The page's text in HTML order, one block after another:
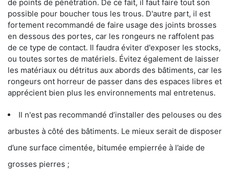
de points de pénétration. De ce fait, il faut faire tout son
possible pour boucher tous les trous. D'autre part, il est
fortement recommandé de faire usage des joints brosses
en dessous des portes, car les rongeurs ne raffolent pas
de ce type de contact. Il faudra éviter d'exposer les stocks,
ou toutes sortes de matériels. Évitez également de laisser
les matériaux ou détritus aux abords des bâtiments, car les
rongeurs ont horreur de passer dans des espaces libres et
apprécient bien plus les environnements mal entretenus.
Il n'est pas recommandé d’installer des pelouses ou des
arbustes à côté des bâtiments. Le mieux serait de disposer
d’une surface cimentée, bitumée empierrée à l’aide de
grosses pierres ;